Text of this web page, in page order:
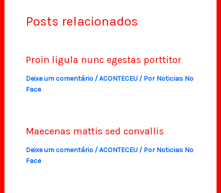
Posts relacionados
Proin ligula nunc egestas porttitor
Deixe um comentário /ACONTECEU/ Por Noticias No
Face
Maecenas mattis sed convallis
Deixe um comentário /ACONTECEU/ Por Noticias No
Face